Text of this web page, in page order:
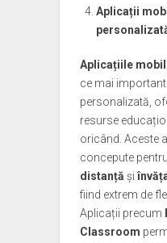
Aplicații
Aplicațiile
ce mai
personalizată,
resurse
oricând. Aceste
concepute
distanță și
fiind extrem de
Aplicații precum
Classroom